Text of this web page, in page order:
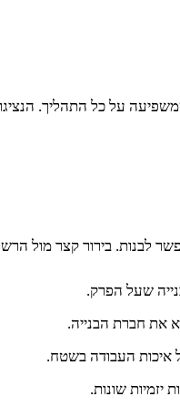
על כל התהליך.
לבנות. בירור קצר מול
שעל הפרק.
את חברת הבנייה.
איכות העבודה בשטח.
שונות.